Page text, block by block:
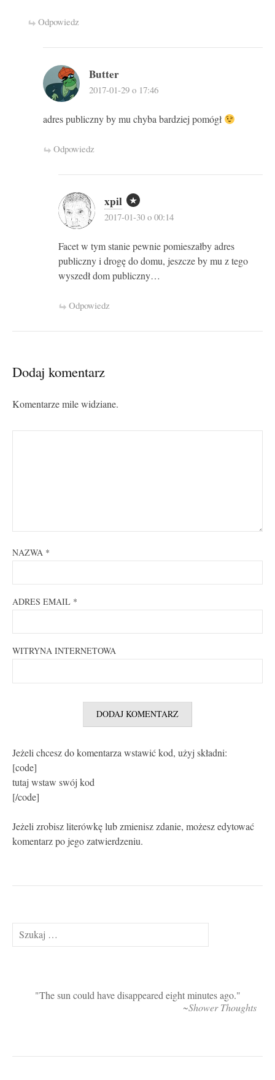
Odpowiedz
Butter
2017-01-29 o 17:46
adres publiczny by mu chyba bardziej pomógł
Odpowiedz
xpil
2017-01-30 o 00:14
Facet w tym stanie pewnie pomieszałby adres
publiczny i drogę do domu, jeszcze by mu z tego
wyszedł dom publiczny…
Odpowiedz
Dodaj komentarz
Komentarze mile widziane.
NAZWA *
ADRES EMAIL *
WITRYNA INTERNETOWA
Jeżeli chcesz do komentarza wstawić kod, użyj składni:
[code]
tutaj wstaw swój kod
[/code]
Jeżeli zrobisz literówkę lub zmienisz zdanie, możesz edytować
komentarz po jego zatwierdzeniu.
Szukaj:
The sun could have disappeared eight minutes ago.
~Shower Thoughts